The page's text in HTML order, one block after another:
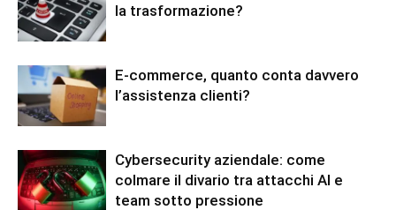
la trasformazione?
E-commerce, quanto conta davvero
l’assistenza clienti?
Cybersecurity aziendale: come
colmare il divario tra attacchi AI e
team sotto pressione